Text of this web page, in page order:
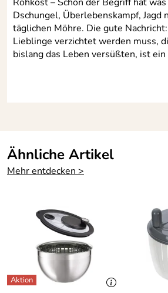
Dschungel, Überlebenskampf, Jagd
täglichen Möhre. Die gute
Lieblinge verzichtet werden muss,
bislang das Leben versüßten, ist ein
Ähnliche Artikel
Mehr entdecken >